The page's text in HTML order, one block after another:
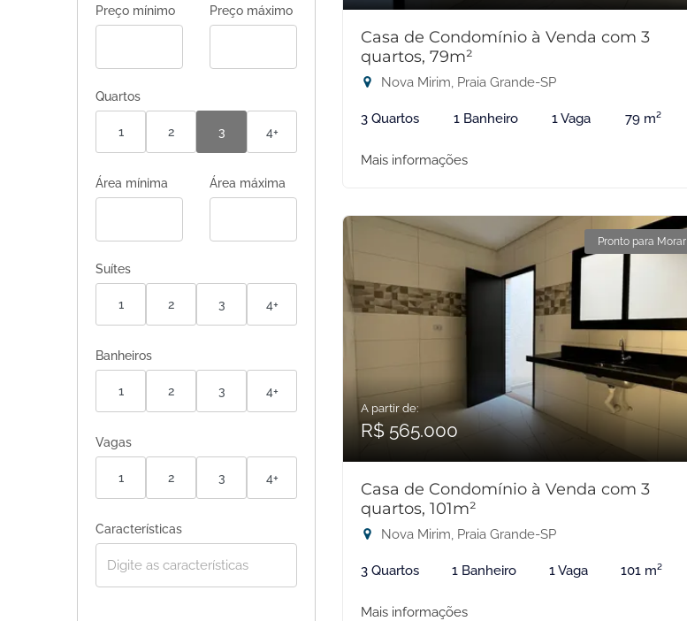
Preço mínimo Preço máximo
Quartos
1 2 3 4+
Área mínima Área máxima
Suítes
1 2 3 4+
Banheiros
1 2 3 4+
Vagas
1 2 3 4+
Características
Casa de Condomínio à Venda com 3
quartos, 79m²
Nova Mirim, Praia Grande-SP
3 Quartos 1 Banheiro 1 Vaga 79 m²
Mais informações
Pronto para Morar
A partir de:
R$ 565.000
Casa de Condomínio à Venda com 3
quartos, 101m²
Nova Mirim, Praia Grande-SP
3 Quartos 1 Banheiro 1 Vaga 101 m²
Mais informações